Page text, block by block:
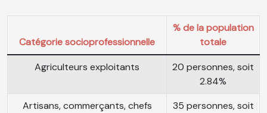
Catégorie socioprofessionnelle
% de la population
totale
Agriculteurs exploitants
20 personnes, soit
2.84%
Artisans, commerçants, chefs
35 personnes, soit